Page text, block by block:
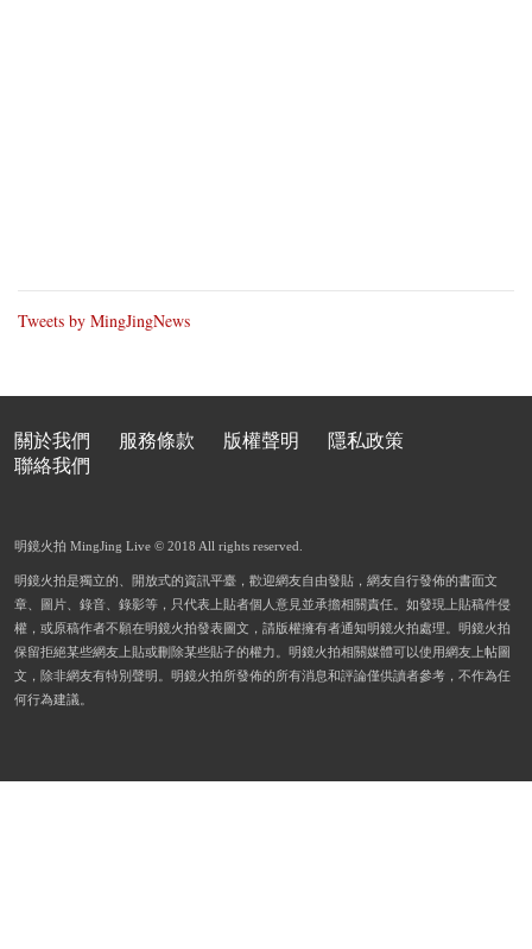
Tweets by MingJingNews
關於我們 服務條款 版權聲明
隱私政策
聯絡我們
明鏡火拍 MingJing Live © 2018 All rights reserved.
明鏡火拍是獨立的、開放式的資訊平臺，歡迎網友自由發貼，網友自行發佈的書面文
章、圖片、錄音、錄影等，只代表上貼者個人意見並承擔相關責任。如發現上貼稿件侵
權，或原稿作者不願在明鏡火拍發表圖文，請版權擁有者通知明鏡火拍處理。明鏡火拍
保留拒絕某些網友上貼或刪除某些貼子的權力。明鏡火拍相關媒體可以使用網友上帖圖
文，除非網友有特別聲明。明鏡火拍所發佈的所有消息和評論僅供讀者參考，不作為任
何行為建議。